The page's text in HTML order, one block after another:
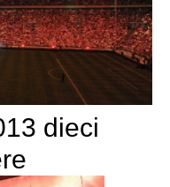
dieci